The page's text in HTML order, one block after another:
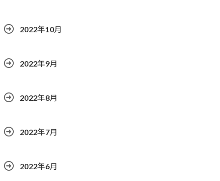
2022年10月
2022年9月
2022年8月
2022年7月
2022年6月